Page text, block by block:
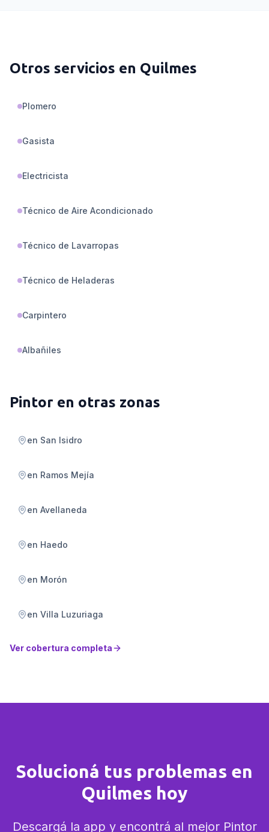
Otros servicios en Quilmes
Plomero
Gasista
Electricista
Técnico de Aire Acondicionado
Técnico de Lavarropas
Técnico de Heladeras
Carpintero
Albañiles
Pintor en otras zonas
en San Isidro
en Ramos Mejía
en Avellaneda
en Haedo
en Morón
en Villa Luzuriaga
Ver cobertura completa
Solucioná tus problemas en
Quilmes hoy
Descargá la app y encontrá al mejor Pintor